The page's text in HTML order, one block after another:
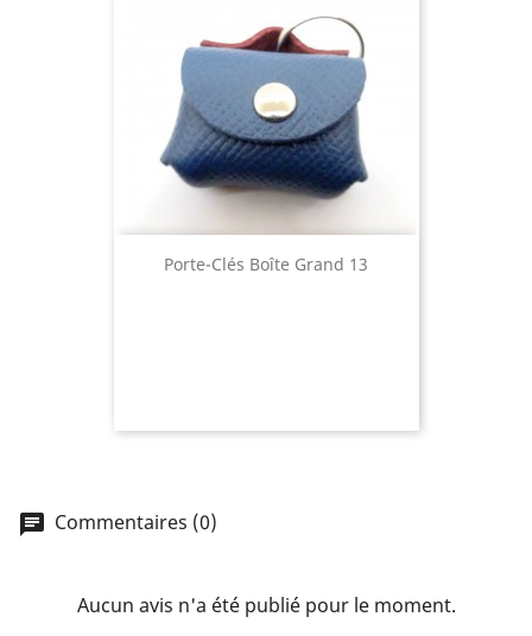
Porte-Clés Boîte Grand 13
chat Commentaires (0)
Aucun avis n'a été publié pour le moment.